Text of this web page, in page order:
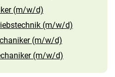
(m/w/d)
(m/w/d)
(m/w/d)
(m/w/d)